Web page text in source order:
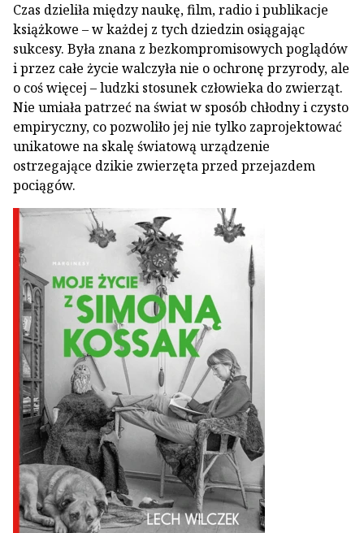
Czas dzieliła między naukę, film, radio i publikacje
książkowe – w każdej z tych dziedzin osiągając
sukcesy. Była znana z bezkompromisowych poglądów
i przez całe życie walczyła nie o ochronę przyrody, ale
o coś więcej – ludzki stosunek człowieka do zwierząt.
Nie umiała patrzeć na świat w sposób chłodny i czysto
empiryczny, co pozwoliło jej nie tylko zaprojektować
unikatowe na skalę światową urządzenie
ostrzegające dzikie zwierzęta przed przejazdem
pociągów.